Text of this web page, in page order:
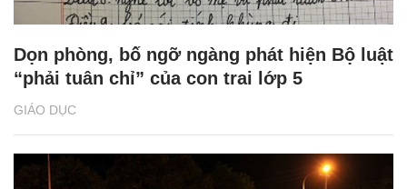
GIÁO DỤC
Dọn phòng, bố ngỡ ngàng phát hiện Bộ luật
“phải tuân chỉ” của con trai lớp 5